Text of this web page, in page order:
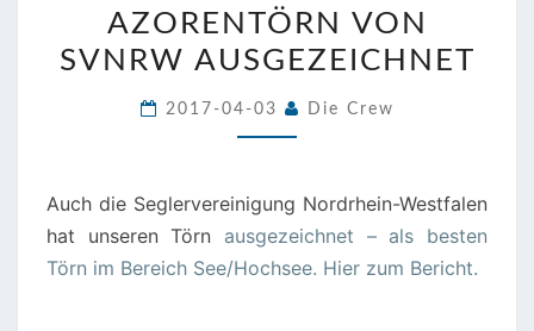
VON
SVNRW
AZORENTÖRN VON
SVNRW AUSGEZEICHNET
2017-04-03 Die Crew
Auch die Seglervereinigung Nordrhein-Westfalen
hat unseren Törn ausgezeichnet – als besten
Törn im Bereich See/Hochsee. Hier zum Bericht.